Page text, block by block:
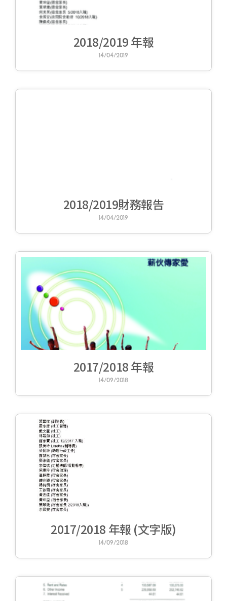
2018/2019 年報
14/04/2019
2018/2019財務報告
14/04/2019
2017/2018 年報
14/09/2018
2017/2018 年報 (文字版)
14/09/2018